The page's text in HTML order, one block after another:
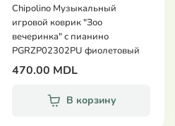
Chipolino Музыкальный
игровой коврик "Зоо
вечеринка" с пианино
PGRZP02302PU фиолетовый
470.00 MDL
В корзину